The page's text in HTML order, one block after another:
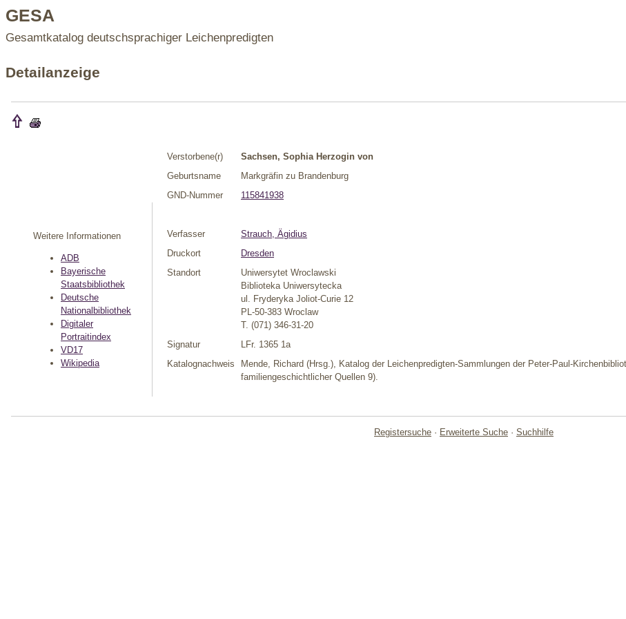
GESA
Gesamtkatalog deutschsprachiger Leichenpredigten
Detailanzeige
Weitere Informationen
ADB
Bayerische
Staatsbibliothek
Deutsche
Nationalbibliothek
Digitaler
Portraitindex
VD17
Wikipedia
Verstorbene(r)
Sachsen, Sophia Herzogin von
Geburtsname
Markgräfin zu Brandenburg
GND-Nummer
115841938
Verfasser
Strauch, Ägidius
Druckort
Dresden
Standort
Uniwersytet Wroclawski
Biblioteka Uniwersytecka
ul. Fryderyka Joliot-Curie 12
PL-50-383 Wroclaw
T. (071) 346-31-20
Signatur
LFr. 1365 1a
Katalognachweis
Mende, Richard (Hrsg.), Katalog der Leichenpredigten-Sammlungen der Peter-Paul-
familiengeschichtlicher Quellen 9).
Registersuche · Erweiterte Suche · Suchhilfe